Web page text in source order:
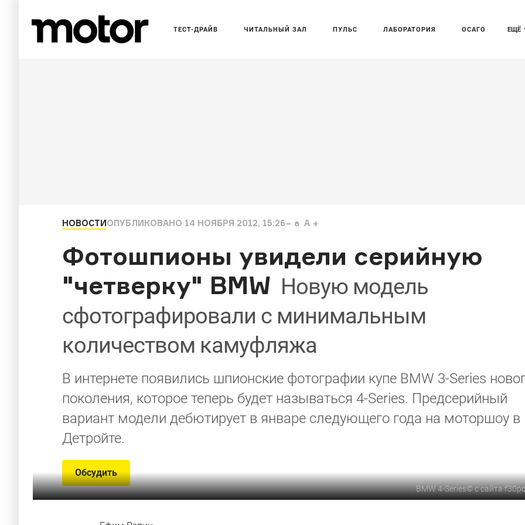
ЕЩЁ
ТЕСТ-ДРАЙВ ЧИТАЛЬНЫЙ ЗАЛ ПУЛЬС ЛАБОРАТОРИЯ ОСАГО
НОВОСТИОПУБЛИКОВАНО 14 НОЯБРЯ 2012, 15:26 a A
Фотошпионы увидели серийную
"четверку" BMW Новую модель
сфотографировали с минимальным
количеством камуфляжа
В интернете появились шпионские фотографии купе BMW 3-Series
поколения, которое теперь будет называться 4-Series. Предсерийный
вариант модели дебютирует в январе следующего года на моторшоу в
Детройте.
Обсудить
BMW 4-Series©с сайта